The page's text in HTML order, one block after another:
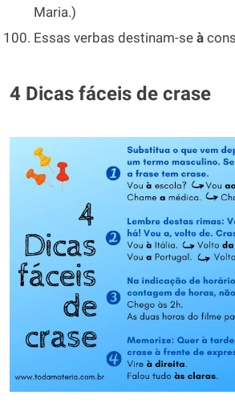
Maria.)
Essas verbas destinam-se à
4 Dicas fáceis de crase